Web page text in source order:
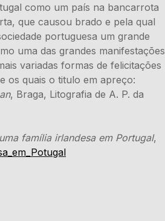
como um país na bancarrota
que causou brado e pela qual
portuguesa um grande
uma das grandes manifestações
variadas formas de felicitações
os quais o titulo em apreço:
, Braga, Litografia de A. P. da
família irlandesa em Portugal,